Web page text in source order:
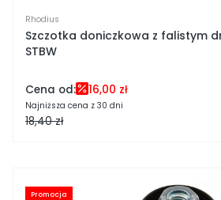
Rhodius
Szczotka doniczkowa z falistym
STBW
Cena od: 16,00 zł
Najniższa cena z 30 dni
18,40 zł
Promocja